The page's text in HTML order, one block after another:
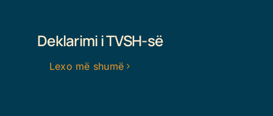
Deklarimi i TVSH-së
Lexo më shumë